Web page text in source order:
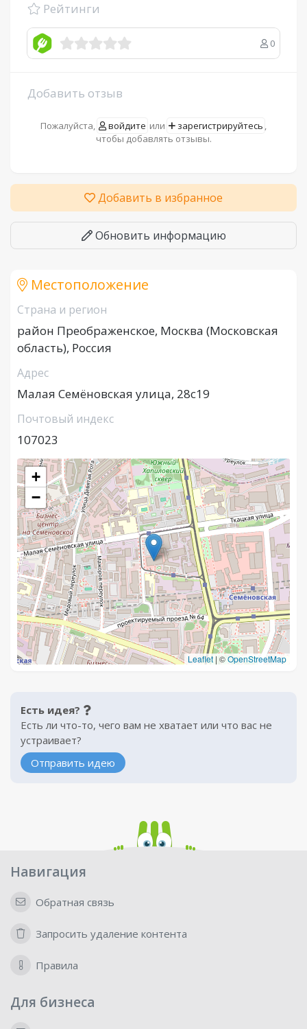
Рейтинги
0
Добавить отзыв
Пожалуйста, войдите или зарегистрируйтесь ,
чтобы добавлять отзывы.
Добавить в избранное
Обновить информацию
Местоположение
Страна и регион
район Преображенское, Москва (Московская
область), Россия
Адрес
Малая Семёновская улица, 28с19
Почтовый индекс
107023
+
−
Leaflet | ©OpenStreetMap
Есть идея?
Есть ли что-то, чего вам не хватает или что вас не
устраивает?
Отправить идею
Навигация
Обратная связь
Запросить удаление контента
Правила
Для бизнеса